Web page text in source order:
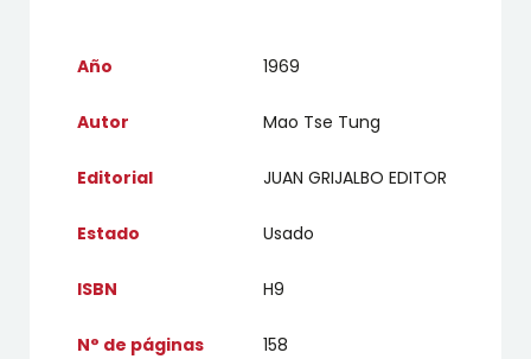
Año 1969
Autor Mao Tse Tung
Editorial JUAN GRIJALBO EDITOR
Estado Usado
ISBN H9
N° de páginas 158